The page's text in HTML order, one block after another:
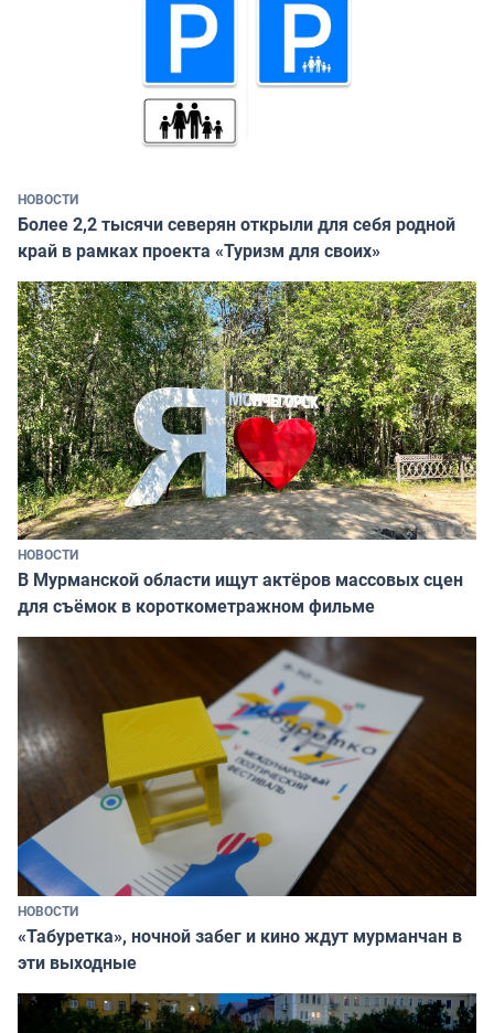
НОВОСТИ
Более 2,2 тысячи северян открыли для себя родной
край в рамках проекта «Туризм для своих»
НОВОСТИ
В Мурманской области ищут актёров массовых сцен
для съёмок в короткометражном фильме
НОВОСТИ
«Табуретка», ночной забег и кино ждут мурманчан в
эти выходные